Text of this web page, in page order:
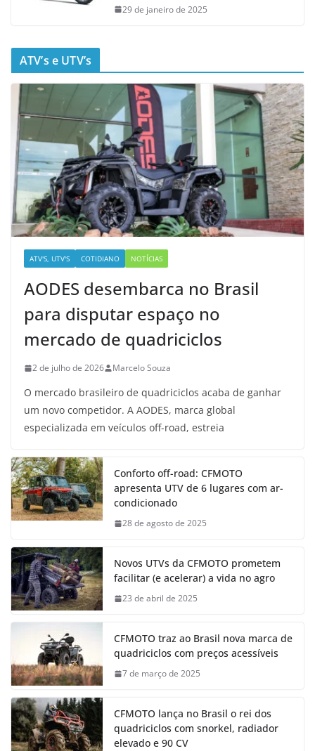
29 de janeiro de 2025
ATV’s e UTV’s
ATV'S, UTV'S COTIDIANO NOTÍCIAS
AODES desembarca no Brasil
para disputar espaço no
mercado de quadriciclos
2 de julho de 2026 Marcelo Souza
O mercado brasileiro de quadriciclos acaba de ganhar
um novo competidor. A AODES, marca global
especializada em veículos off-road, estreia
Conforto off-road: CFMOTO
apresenta UTV de 6 lugares com ar-
condicionado
28 de agosto de 2025
Novos UTVs da CFMOTO prometem
facilitar (e acelerar) a vida no agro
23 de abril de 2025
CFMOTO traz ao Brasil nova marca de
quadriciclos com preços acessíveis
7 de março de 2025
CFMOTO lança no Brasil o rei dos
quadriciclos com snorkel, radiador
elevado e 90 CV